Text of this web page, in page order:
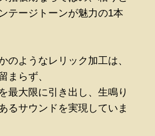
テージトーンが魅力の1本
のようなレリック加工は、
まらず、
最大限に引き出し、生鳴り
るサウンドを実現していま